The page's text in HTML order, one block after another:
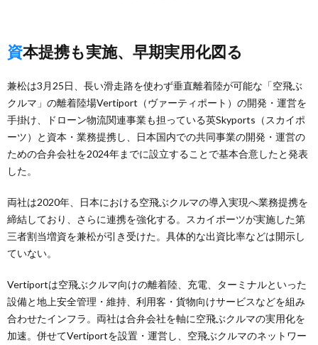
資本提携も実施、早期実用化図る
兼松は3月25日、長い滑走路を使わず垂直離着陸が可能な「空飛ぶ
クルマ」の離着陸場Vertiport（ヴァーティポート）の開発・運営を
手掛け、ドローン物流関連事業も担っている英Skyports（スカイポ
ーツ）と資本・業務提携し、日本国内での共同事業の開発・運営の
ための合弁会社を2024年までに設立することで基本合意したと発表
した。
両社は2020年、日本における空飛ぶクルマの導入実現へ業務提携を
締結しており、さらに連携を強化する。スカイポーツが実施した第
三者割当増資を兼松が引き受けた。具体的な出資比率などは開示し
ていない。
Vertiportは空飛ぶクルマ向けの離着陸、充電、ターミナルといった
設備と地上安全管理・維持、利用客・貨物向けサービスなどを組み
合わせたインフラ。両社は合弁会社を軸に空飛ぶクルマの実用化を
加速。併せてVertiportを設置・運営し、空飛ぶクルマのネットワー